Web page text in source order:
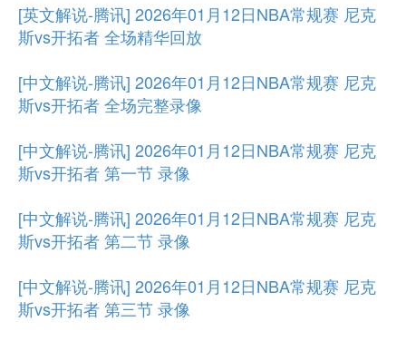
[英文解说-腾讯] 2026年01月12日NBA常规赛 尼克
斯vs开拓者 全场精华回放
[中文解说-腾讯] 2026年01月12日NBA常规赛 尼克
斯vs开拓者 全场完整录像
[中文解说-腾讯] 2026年01月12日NBA常规赛 尼克
斯vs开拓者 第一节 录像
[中文解说-腾讯] 2026年01月12日NBA常规赛 尼克
斯vs开拓者 第二节 录像
[中文解说-腾讯] 2026年01月12日NBA常规赛 尼克
斯vs开拓者 第三节 录像